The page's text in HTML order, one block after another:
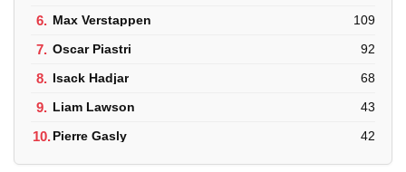
6. Max Verstappen 109
7. Oscar Piastri 92
8. Isack Hadjar 68
9. Liam Lawson 43
10.Pierre Gasly 42